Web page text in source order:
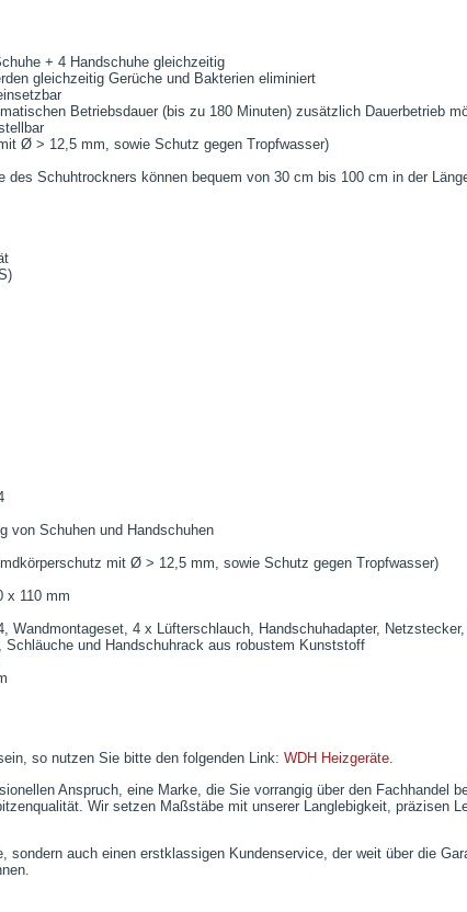
+ 4 Handschuhe gleichzeitig
gleichzeitig Gerüche und Bakterien eliminiert
Betriebsdauer (bis zu 180 Minuten) zusätzlich Dauerbetrieb
Ø > 12,5 mm, sowie Schutz gegen Tropfwasser)
des Schuhtrockners können bequem von 30 cm bis 100 cm in der
von Schuhen und Handschuhen
mit Ø > 12,5 mm, sowie Schutz gegen Tropfwasser)
x 110 mm
Wandmontageset, 4 x Lüfterschlauch, Handschuhadapter,
Schläuche und Handschuhrack aus robustem Kunststoff
so nutzen Sie bitte den folgenden Link: WDH Heizgeräte.
Anspruch, eine Marke, die Sie vorrangig über den Fachhandel
Wir setzen Maßstäbe mit unserer Langlebigkeit, präzisen
sondern auch einen erstklassigen Kundenservice, der weit über die